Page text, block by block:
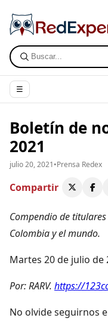
☰
Boletín de
2021
julio 20, 2021•Prensa Redex
Compartir
Compendio de
Colombia y el mundo.
Martes 20 de julio de
Por: RARV. https://
No olvide seguirnos